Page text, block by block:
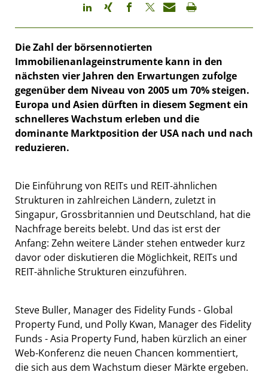
Die Zahl der börsennotierten
Immobilienanlageinstrumente kann in den
nächsten vier Jahren den Erwartungen zufolge
gegenüber dem Niveau von 2005 um 70% steigen.
Europa und Asien dürften in diesem Segment ein
schnelleres Wachstum erleben und die
dominante Marktposition der USA nach und nach
reduzieren.
Die Einführung von REITs und REIT-ähnlichen
Strukturen in zahlreichen Ländern, zuletzt in
Singapur, Grossbritannien und Deutschland, hat die
Nachfrage bereits belebt. Und das ist erst der
Anfang: Zehn weitere Länder stehen entweder kurz
davor oder diskutieren die Möglichkeit, REITs und
REIT-ähnliche Strukturen einzuführen.
Steve Buller, Manager des Fidelity Funds - Global
Property Fund, und Polly Kwan, Manager des Fidelity
Funds - Asia Property Fund, haben kürzlich an einer
Web-Konferenz die neuen Chancen kommentiert,
die sich aus dem Wachstum dieser Märkte ergeben.